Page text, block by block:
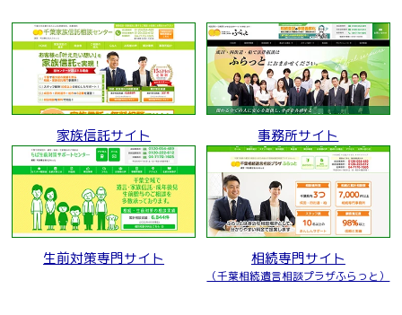
家族信託サイト 事務所サイト
生前対策専門サイト 相続専門サイト
（千葉相続遺言相談プラザふらっと）